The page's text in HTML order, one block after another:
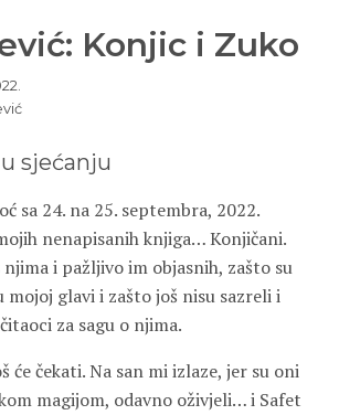
Konjic i Zuko
sjećanju
sa 24. na 25. septembra, 2022.
nenapisanih knjiga… Konjičani.
njima i pažljivo im objasnih, zašto su
mojoj glavi i zašto još nisu sazreli i
za sagu o njima.
će čekati. Na san mi izlaze, jer su oni
magijom, odavno oživjeli… i Safet